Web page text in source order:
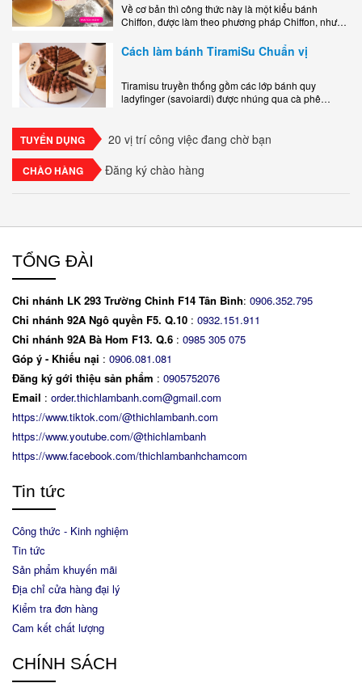
Về cơ bản thì công thức này là một kiểu bánh
Chiffon, được làm theo phương pháp Chiffon, nhưng
ngon, làm..
Cách làm bánh TiramiSu Chuẩn vị
Tiramisu truyền thống gồm các lớp bánh quy
ladyfinger (savoiardi) được nhúng qua cà phê
TUYỂN DỤNG 20 vị trí công việc đang chờ bạn
CHÀO HÀNG Đăng ký chào hàng
TỔNG ĐÀI
Chi nhánh LK 293 Trường Chinh F14 Tân Bình: 0906.352.795
Chi nhánh 92A Ngô quyền F5. Q.10 : 0932.151.911
Chi nhánh 92A Bà Hom F13. Q.6 : 0985 305 075
Góp ý - Khiếu nại : 0906.081.081
Đăng ký gới thiệu sản phẩm : 0905752076
Email : order.thichlambanh.com@gmail.com
https://www.tiktok.com/@thichlambanh.com
https://www.youtube.com/@thichlambanh
https://www.facebook.com/thichlambanhchamcom
Tin tức
Công thức - Kinh nghiệm
Tin tức
Sản phẩm khuyến mãi
Địa chỉ cửa hàng đại lý
Kiểm tra đơn hàng
Cam kết chất lượng
CHÍNH SÁCH